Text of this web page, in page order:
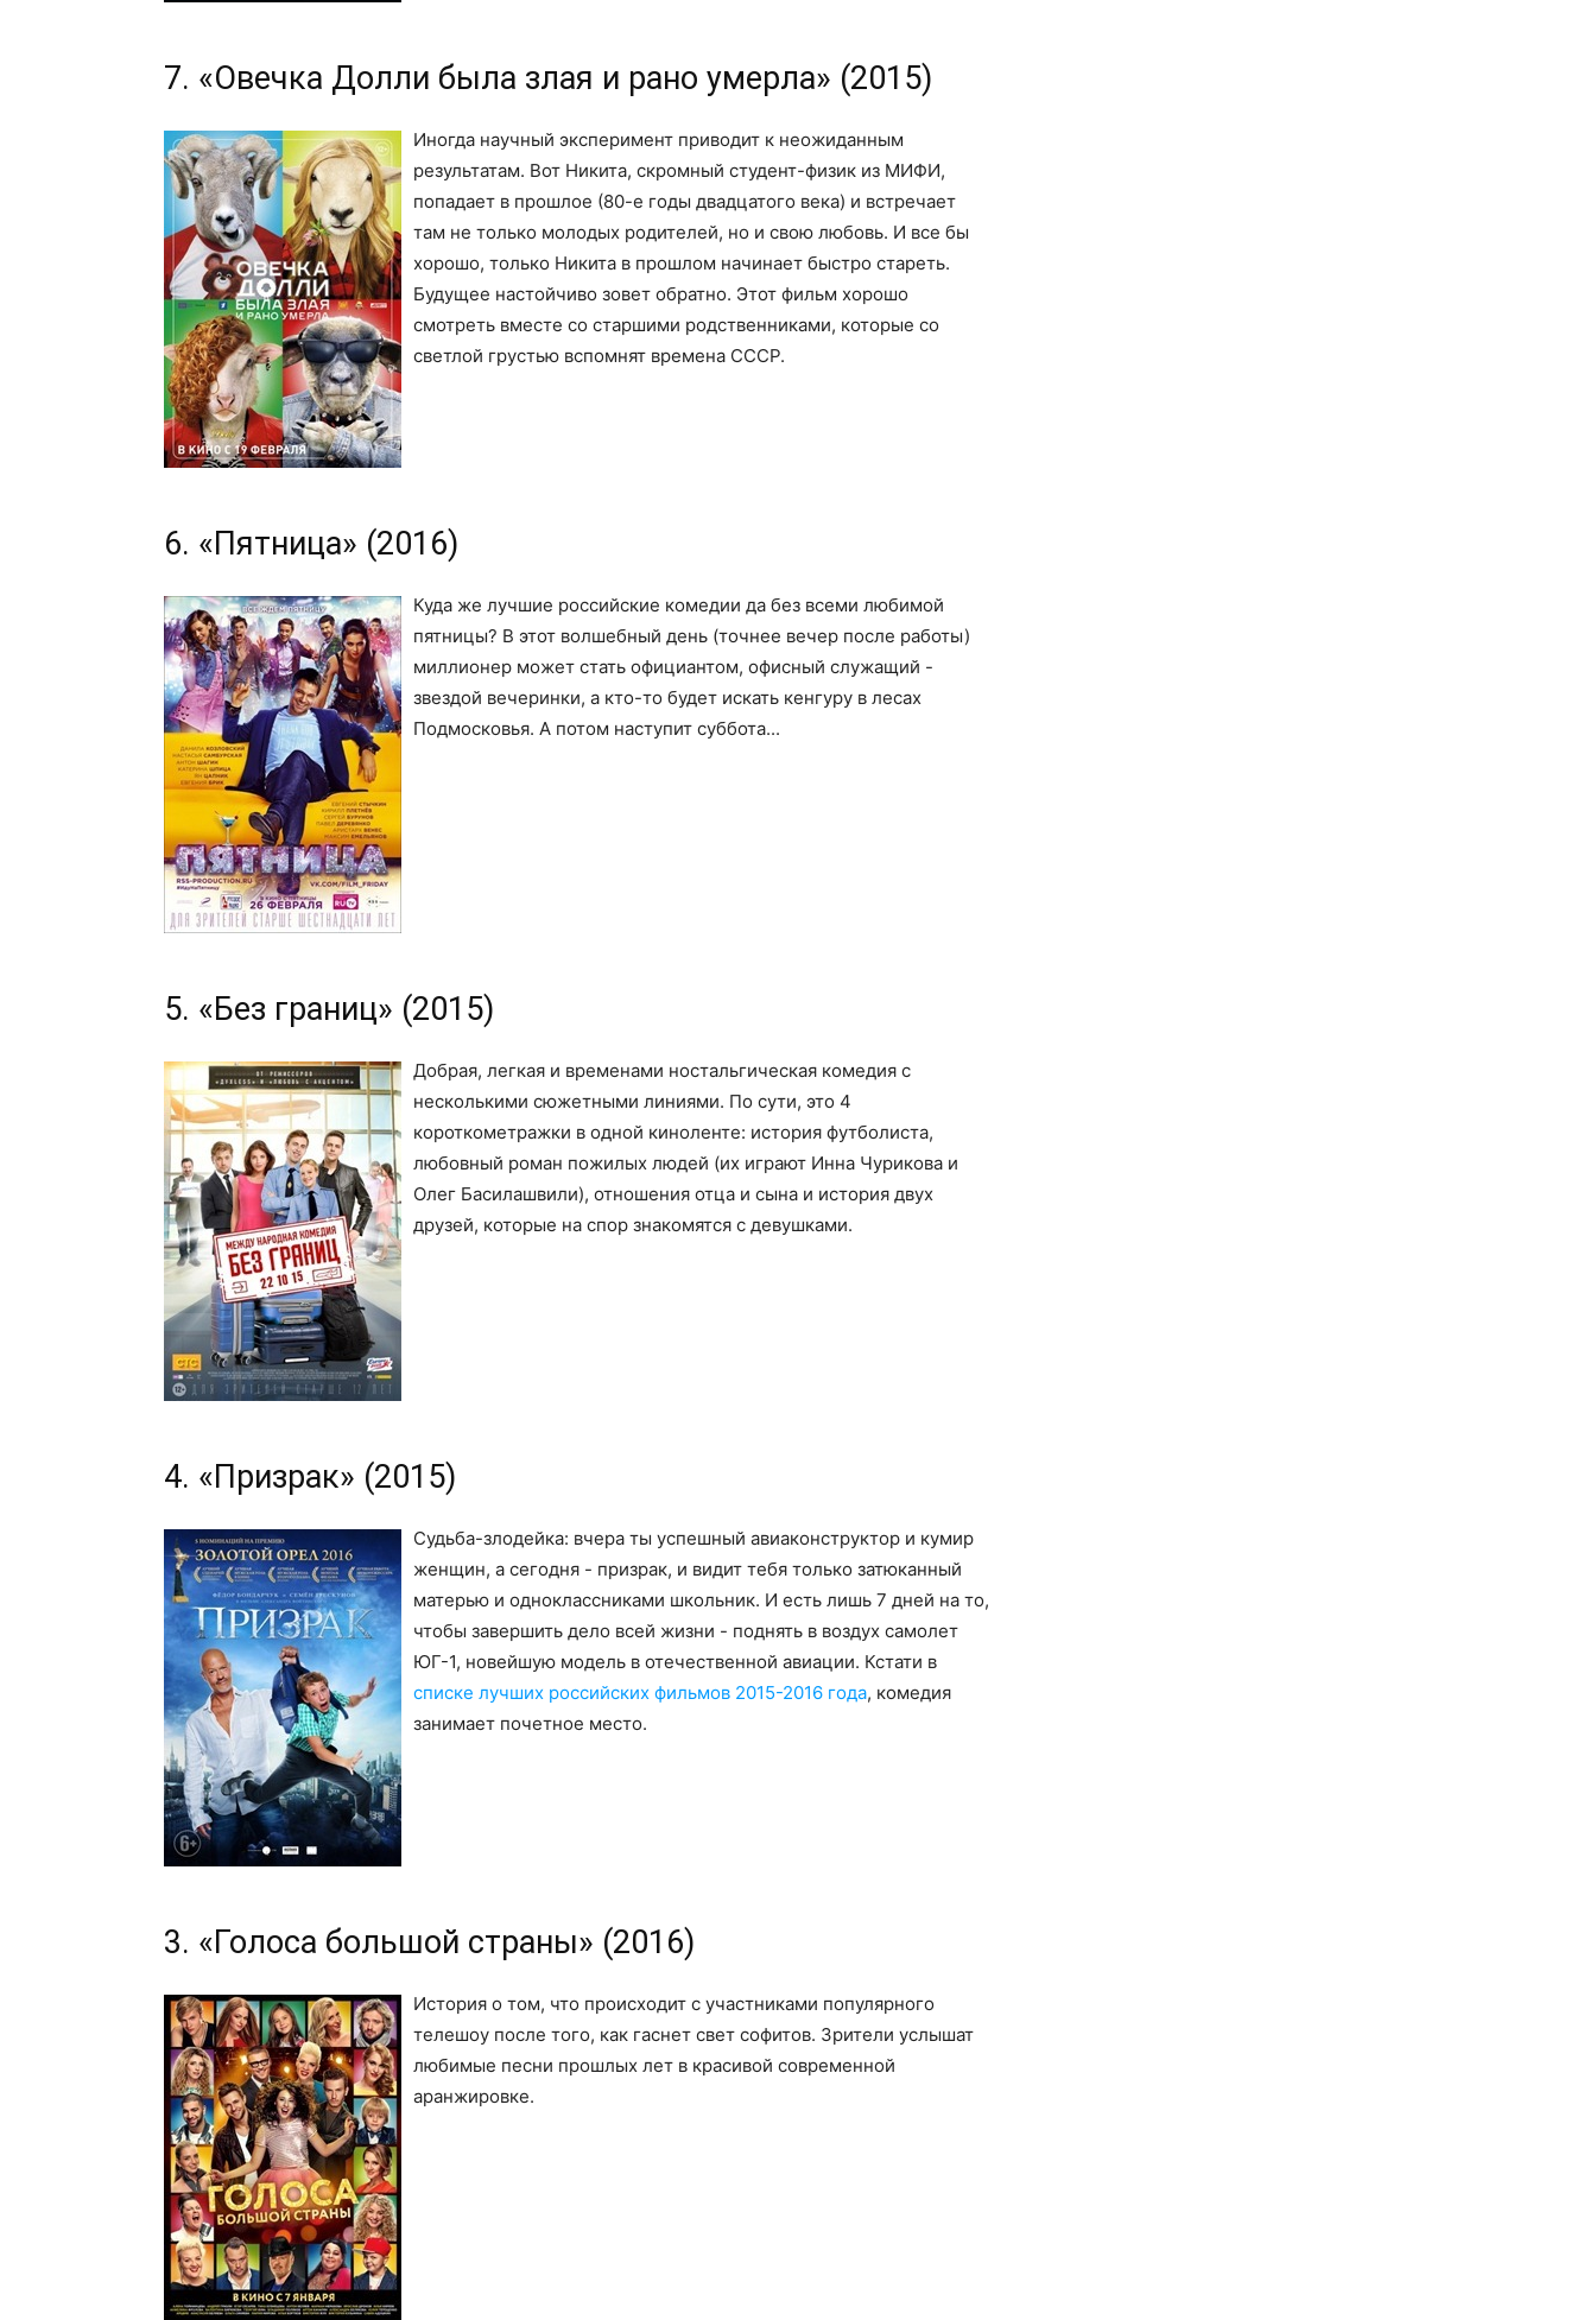
7. «Овечка Долли была злая и рано умерла» (2015)
Иногда научный эксперимент приводит к неожиданным
результатам. Вот Никита, скромный студент-физик из МИФИ,
попадает в прошлое (80-е годы двадцатого века) и встречает
там не только молодых родителей, но и свою любовь. И все бы
хорошо, только Никита в прошлом начинает быстро стареть.
Будущее настойчиво зовет обратно. Этот фильм хорошо
смотреть вместе со старшими родственниками, которые со
светлой грустью вспомнят времена СССР.
6. «Пятница» (2016)
Куда же лучшие российские комедии да без всеми любимой
пятницы? В этот волшебный день (точнее вечер после работы)
миллионер может стать официантом, офисный служащий -
звездой вечеринки, а кто-то будет искать кенгуру в лесах
Подмосковья. А потом наступит суббота...
5. «Без границ» (2015)
Добрая, легкая и временами ностальгическая комедия с
несколькими сюжетными линиями. По сути, это 4
короткометражки в одной киноленте: история футболиста,
любовный роман пожилых людей (их играют Инна Чурикова и
Олег Басилашвили), отношения отца и сына и история двух
друзей, которые на спор знакомятся с девушками.
4. «Призрак» (2015)
Судьба-злодейка: вчера ты успешный авиаконструктор и кумир
женщин, а сегодня - призрак, и видит тебя только затюканный
матерью и одноклассниками школьник. И есть лишь 7 дней на то,
чтобы завершить дело всей жизни - поднять в воздух самолет
ЮГ-1, новейшую модель в отечественной авиации. Кстати в
списке лучших российских фильмов 2015-2016 года, комедия
занимает почетное место.
3. «Голоса большой страны» (2016)
История о том, что происходит с участниками популярного
телешоу после того, как гаснет свет софитов. Зрители услышат
любимые песни прошлых лет в красивой современной
аранжировке.